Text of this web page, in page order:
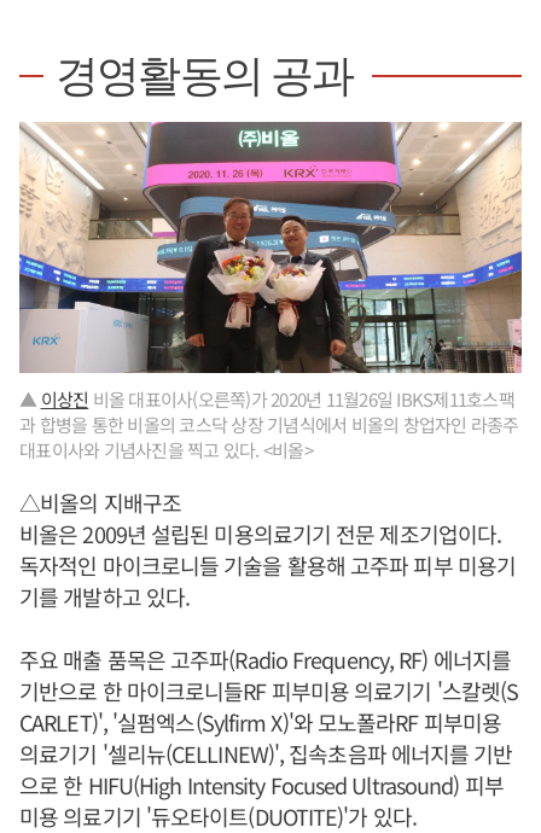
경영활동의 공과
▲ 이상진 비올 대표이사(오른쪽)가 2020년 11월26일 IBKS제11호스팩
과 합병을 통한 비올의 코스닥 상장 기념식에서 비올의 창업자인 라종주
대표이사와 기념사진을 찍고 있다. <비올>
△비올의 지배구조
비올은 2009년 설립된 미용의료기기 전문 제조기업이다.
독자적인 마이크로니들 기술을 활용해 고주파 피부 미용기
기를 개발하고 있다.
주요 매출 품목은 고주파(Radio Frequency, RF) 에너지를
기반으로 한 마이크로니들RF 피부미용 의료기기 '스칼렛(S
CARLET)', '실펌엑스(Sylfirm X)'와 모노폴라RF 피부미용
의료기기 '셀리뉴(CELLINEW)', 집속초음파 에너지를 기반
으로 한 HIFU(High Intensity Focused Ultrasound) 피부
미용 의료기기 '듀오타이트(DUOTITE)'가 있다.